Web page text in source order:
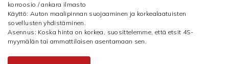
korroosio / ankara ilmasto
Käyttö: Auton maalipinnan suojaaminen ja korkealaatuisten
sovellusten yhdistäminen.
Asennus: Koska hinta on korkea, suosittelemme, että etsit 4S-
myymälän tai ammattilaisen asentamaan sen.